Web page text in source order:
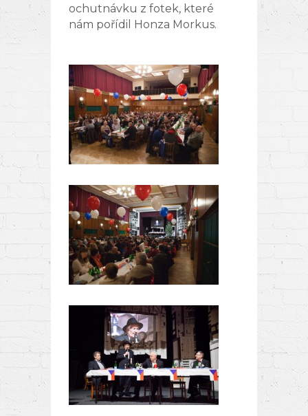
ochutnávku z fotek, které
nám pořídil Honza Morkus.